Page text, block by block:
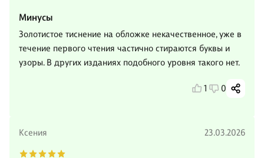
Минусы
Золотистое тиснение на обложке некачественное, уже в
течение первого чтения частично стираются буквы и
узоры. В других изданиях подобного уровня такого нет.
1 0
Ксения 23.03.2026